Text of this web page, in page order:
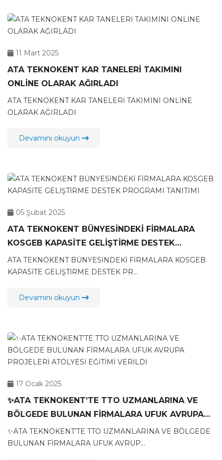
11 Mart 2025
ATA TEKNOKENT KAR TANELERİ TAKIMINI
ONLİNE OLARAK AĞIRLADI
ATA TEKNOKENT KAR TANELERİ TAKIMINI ONLİNE
OLARAK AĞIRLADI
Devamını okuyun
05 Şubat 2025
ATA TEKNOKENT BÜNYESİNDEKİ FİRMALARA
KOSGEB KAPASİTE GELİŞTİRME DESTEK
PROGRAMI TANITIMI
ATA TEKNOKENT BÜNYESİNDEKİ FİRMALARA KOSGEB
KAPASİTE GELİŞTİRME DESTEK PR...
Devamını okuyun
17 Ocak 2025
✨ATA TEKNOKENT’TE TTO UZMANLARINA VE
BÖLGEDE BULUNAN FİRMALARA UFUK AVRUPA
PROJELERİ ATÖLYESİ EĞİTİMİ VERİLDİ
✨ATA TEKNOKENT’TE TTO UZMANLARINA VE BÖLGEDE
BULUNAN FİRMALARA UFUK AVRUP...